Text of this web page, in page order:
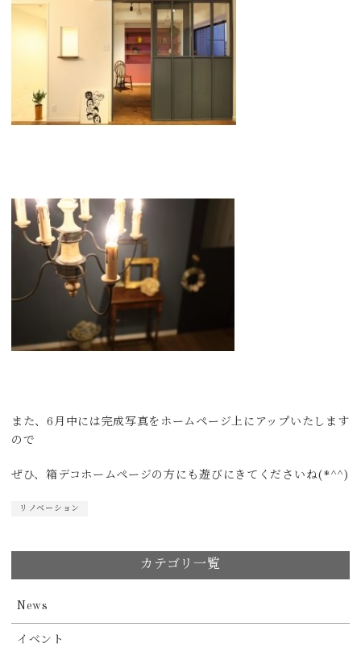
また、6月中には完成写真をホームページ上にアップいたします
ので
ぜひ、箱デコホームページの方にも遊びにきてくださいね(*^^)
リノベーション
カテゴリ一覧
News
イベント